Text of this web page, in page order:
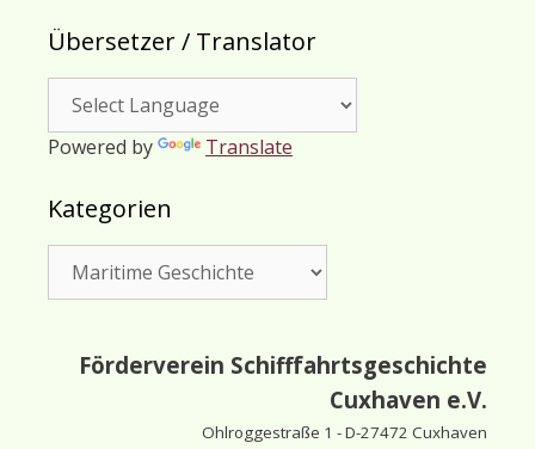
Übersetzer / Translator
Powered by Translate
Kategorien
Förderverein Schifffahrtsgeschichte
Cuxhaven e.V.
Ohlroggestraße 1 - D-27472 Cuxhaven